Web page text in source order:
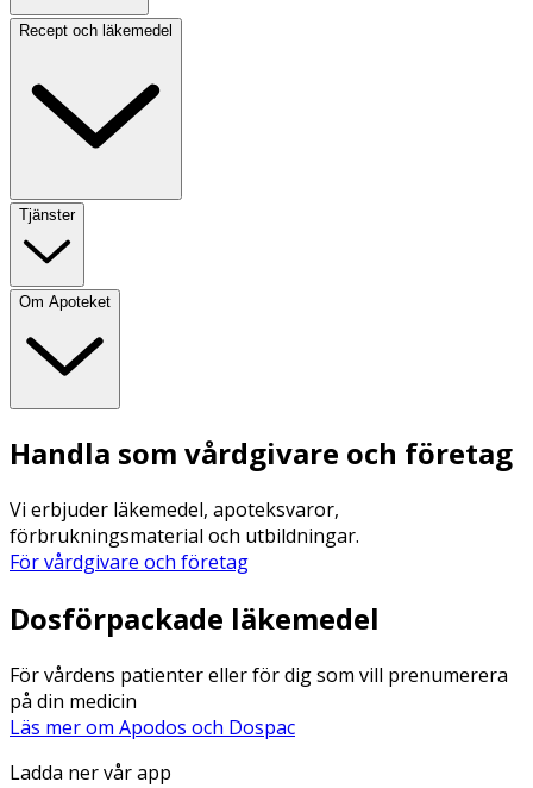
Recept och läkemedel
Tjänster
Om Apoteket
Handla som vårdgivare och företag
Vi erbjuder läkemedel, apoteksvaror,
förbrukningsmaterial och utbildningar.
För vårdgivare och företag
Dosförpackade läkemedel
För vårdens patienter eller för dig som vill prenumerera
på din medicin
Läs mer om Apodos och Dospac
Ladda ner vår app